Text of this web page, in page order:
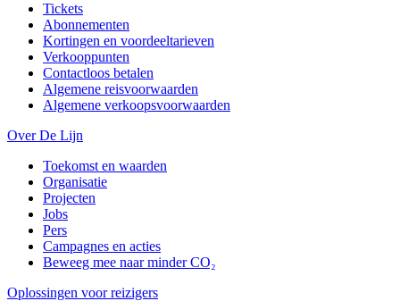
Tickets
Abonnementen
Kortingen en voordeeltarieven
Verkooppunten
Contactloos betalen
Algemene reisvoorwaarden
Algemene verkoopsvoorwaarden
Over De Lijn
Toekomst en waarden
Organisatie
Projecten
Jobs
Pers
Campagnes en acties
Beweeg mee naar minder CO₂
Oplossingen voor reizigers